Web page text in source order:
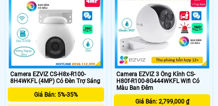
Camera EZVIZ CS-H8x-R100-
8H4WKFL (4MP) Có Đèn Trợ Sáng
Giá Bán: 5%-35%
Camera EZVIZ 3 Ống Kính CS-
H80f-R100-8G444WKFL Wifi Có
Màu Ban Đêm
Giá Bán: 2,799,000 ₫